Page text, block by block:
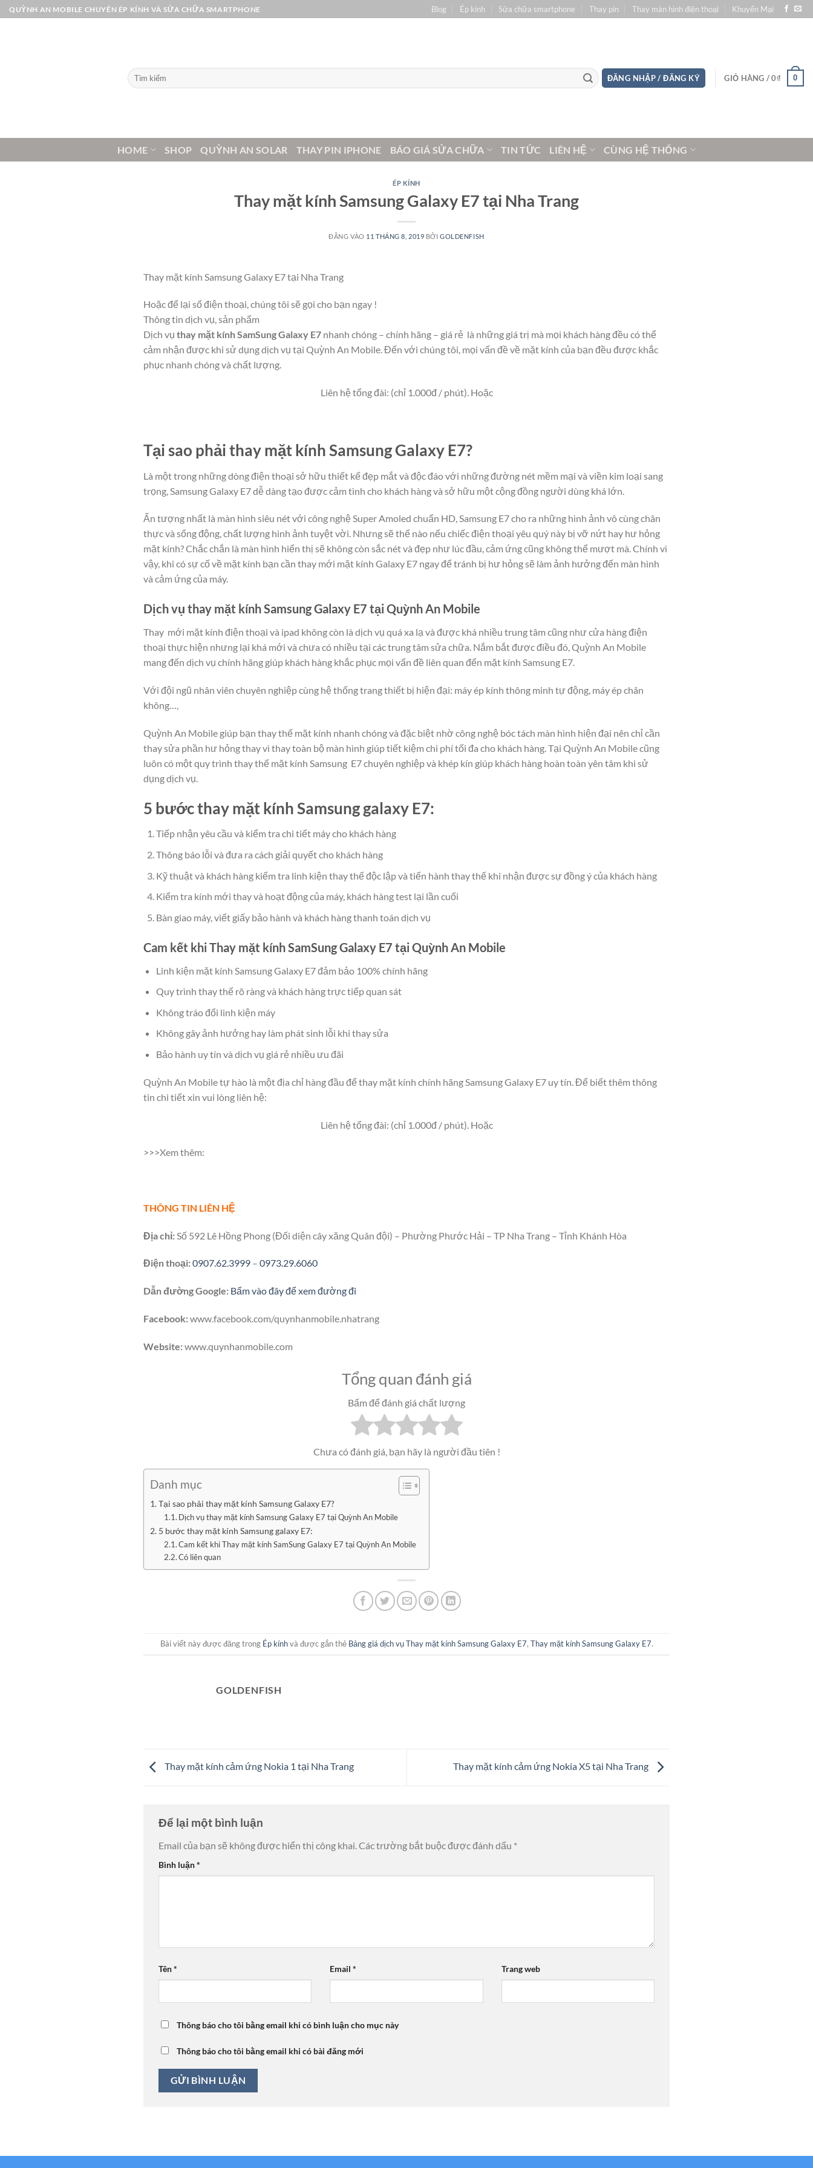
Bỏ
qua
QUỲNH AN MOBILE CHUYÊN ÉP KÍNH VÀ SỬA CHỮA SMARTPHONE Blog Ép kính Sửa chữa smartphone Thay pin Thay màn hình điện thoại Khuyến Mại
Tìm
kiếm:
ĐĂNG NHẬP / ĐĂNG KÝ GIỎ HÀNG /0₫ 0
HOME SHOP QUỲNH AN SOLAR THAY PIN IPHONE BÁO GIÁ SỬA CHỮA TIN TỨC LIÊN HỆ CÙNG HỆ THỐNG
ÉP KÍNH
Thay mặt kính Samsung Galaxy E7 tại Nha Trang
ĐĂNG VÀO 11 THÁNG 8, 2019 BỞIGOLDENFISH
Thay mặt kính Samsung Galaxy E7 tại Nha Trang
Hoặc để lại số điện thoại, chúng tôi sẽ gọi cho bạn ngay !
Thông tin dịch vụ, sản phẩm
Dịch vụ thay mặt kính SamSung Galaxy E7 nhanh chóng – chính hãng – giá rẻ là những giá trị mà mọi khách hàng đều có thể
cảm nhận được khi sử dụng dịch vụ tại Quỳnh An Mobile. Đến với chúng tôi, mọi vấn đề về mặt kính của bạn đều được khắc
phục nhanh chóng và chất lượng.
Liên hệ tổng đài: (chỉ 1.000đ / phút). Hoặc
Tại sao phải thay mặt kính Samsung Galaxy E7?
Là một trong những dòng điện thoại sở hữu thiết kế đẹp mắt và độc đáo với những đường nét mềm mại và viền kim loại sang
trọng, Samsung Galaxy E7 dễ dàng tạo được cảm tình cho khách hàng và sở hữu một cộng đồng người dùng khá lớn.
Ấn tượng nhất là màn hình siêu nét với công nghệ Super Amoled chuẩn HD, Samsung E7 cho ra những hình ảnh vô cùng chân
thực và sống động, chất lượng hình ảnh tuyệt vời. Nhưng sẽ thế nào nếu chiếc điện thoại yêu quý này bị vỡ nứt hay hư hỏng
mặt kính? Chắc chắn là màn hình hiển thị sẽ không còn sắc nét và đẹp như lúc đầu, cảm ứng cũng không thể mượt mà. Chính vì
vậy, khi có sự cố về mặt kính bạn cần thay mới mặt kính Galaxy E7 ngay để tránh bị hư hỏng sẽ làm ảnh hưởng đến màn hình
và cảm ứng của máy.
Dịch vụ thay mặt kính Samsung Galaxy E7 tại Quỳnh An Mobile
Thay mới mặt kính điện thoại và ipad không còn là dịch vụ quá xa lạ và được khá nhiều trung tâm cũng như cửa hàng điện
thoại thực hiện nhưng lại khá mới và chưa có nhiều tại các trung tâm sửa chữa. Nắm bắt được điều đó, Quỳnh An Mobile
mang đến dịch vụ chính hãng giúp khách hàng khắc phục mọi vấn đề liên quan đến mặt kính Samsung E7.
Với đội ngũ nhân viên chuyên nghiệp cùng hệ thống trang thiết bị hiện đại: máy ép kính thông minh tự động, máy ép chân
không…,
Quỳnh An Mobile giúp bạn thay thế mặt kính nhanh chóng và đặc biệt nhờ công nghệ bóc tách màn hình hiện đại nên chỉ cần
thay sửa phần hư hỏng thay vì thay toàn bộ màn hình giúp tiết kiệm chi phí tối đa cho khách hàng. Tại Quỳnh An Mobile cũng
luôn có một quy trình thay thế mặt kính Samsung E7 chuyên nghiệp và khép kín giúp khách hàng hoàn toàn yên tâm khi sử
dụng dịch vụ.
5 bước thay mặt kính Samsung galaxy E7:
Tiếp nhận yêu cầu và kiểm tra chi tiết máy cho khách hàng
Thông báo lỗi và đưa ra cách giải quyết cho khách hàng
Kỹ thuật và khách hàng kiểm tra linh kiện thay thế độc lập và tiến hành thay thế khi nhận được sự đồng ý của khách hàng
Kiểm tra kính mới thay và hoạt động của máy, khách hàng test lại lần cuối
Bàn giao máy, viết giấy bảo hành và khách hàng thanh toán dịch vụ
Cam kết khi Thay mặt kính SamSung Galaxy E7 tại Quỳnh An Mobile
Linh kiện mặt kính Samsung Galaxy E7 đảm bảo 100% chính hãng
Quy trình thay thế rõ ràng và khách hàng trực tiếp quan sát
Không tráo đổi linh kiện máy
Không gây ảnh hưởng hay làm phát sinh lỗi khi thay sửa
Bảo hành uy tín và dịch vụ giá rẻ nhiều ưu đãi
Quỳnh An Mobile tự hào là một địa chỉ hàng đầu để thay mặt kính chính hãng Samsung Galaxy E7 uy tín. Để biết thêm thông
tin chi tiết xin vui lòng liên hệ:
Liên hệ tổng đài: (chỉ 1.000đ / phút). Hoặc
>>>Xem thêm:
THÔNG TIN LIÊN HỆ
Địa chỉ: Số 592 Lê Hồng Phong (Đối diện cây xăng Quân đội) – Phường Phước Hải – TP Nha Trang – Tỉnh Khánh Hòa
Điện thoại:0907.62.3999 – 0973.29.6060
Dẫn đường Google: Bấm vào đây để xem đường đi
Facebook:www.facebook.com/quynhanmobile.nhatrang
Website:www.quynhanmobile.com
Tổng quan đánh giá
Bấm để đánh giá chất lượng
Chưa có đánh giá, bạn hãy là người đầu tiên !
Danh mục
Tại sao phải thay mặt kính Samsung Galaxy E7?
Dịch vụ thay mặt kính Samsung Galaxy E7 tại Quỳnh An Mobile
5 bước thay mặt kính Samsung galaxy E7:
Cam kết khi Thay mặt kính SamSung Galaxy E7 tại Quỳnh An Mobile
Có liên quan
Bài viết này được đăng trong Ép kínhvà được gắn thẻ Bảng giá dịch vụ Thay mặt kính Samsung Galaxy E7, Thay mặt kính Samsung Galaxy E7.
GOLDENFISH
Thay mặt kính cảm ứng Nokia 1 tại Nha Trang Thay mặt kính cảm ứng Nokia X5 tại Nha Trang
Để lại một bình luận
Email của bạn sẽ không được hiển thị công khai.Các trường bắt buộc được đánh dấu *
Bình luận*
Tên* Email* Trang web
Thông báo cho tôi bằng email khi có bình luận cho mục này
Thông báo cho tôi bằng email khi có bài đăng mới